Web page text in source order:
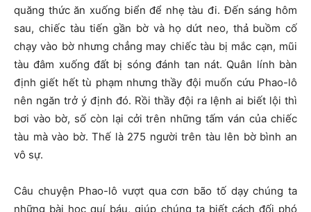
quăng thức ăn xuống biển để nhẹ tàu đi. Đến sáng hôm
sau, chiếc tàu tiến gần bờ và họ dứt neo, thả buồm cố
chạy vào bờ nhưng chẳng may chiếc tàu bị mắc cạn, mũi
tàu đâm xuống đất bị sóng đánh tan nát. Quân lính bàn
định giết hết tù phạm nhưng thầy đội muốn cứu Phao-lô
nên ngăn trở ý định đó. Rồi thầy đội ra lệnh ai biết lội thì
bơi vào bờ, số còn lại cởi trên những tấm ván của chiếc
tàu mà vào bờ. Thế là 275 người trên tàu lên bờ bình an
vô sự.
Câu chuyện Phao-lô vượt qua cơn bão tố dạy chúng ta
những bài học quí báu, giúp chúng ta biết cách đối phó